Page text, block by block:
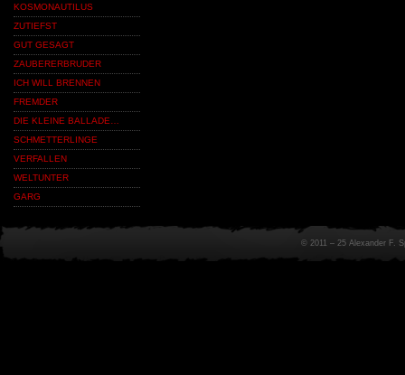
KOSMONAUTILUS
ZUTIEFST
GUT GESAGT
ZAUBERERBRUDER
ICH WILL BRENNEN
FREMDER
DIE KLEINE BALLADE…
SCHMETTERLINGE
VERFALLEN
WELTUNTER
GARG
© 2011 – 25 Alexander F.